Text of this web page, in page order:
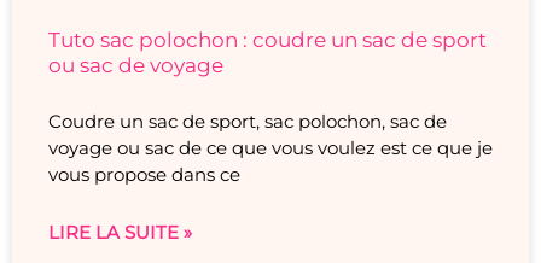
Tuto sac polochon : coudre un sac de sport
ou sac de voyage
Coudre un sac de sport, sac polochon, sac de
voyage ou sac de ce que vous voulez est ce que je
vous propose dans ce
LIRE LA SUITE »